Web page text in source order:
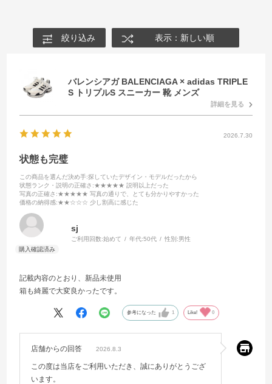
絞り込み 表示：新しい順
バレンシアガ BALENCIAGA × adidas TRIPLE
S トリプルS スニーカー 靴 メンズ
詳細を見る
2026.7.30
状態も完璧
この商品を選んだ決め手:探していたデザイン・モデルだったから
状態ランク・説明の正確さ :★★★★★ 説明以上だった
写真の正確さ :★★★★★ 写真の通りで、とても分かりやすかった
価格の納得感:★★☆☆☆ 少し割高に感じた
sj
ご利用回数:始めて 年代:50代 性別:男性
記載内容のとおり、新品未使用
箱も綺麗で大変良かったです。
参考になった 1 Like! 0
店舗からの回答 2026.8.3
この度は当店をご利用いただき、誠にありがとうござ
います。